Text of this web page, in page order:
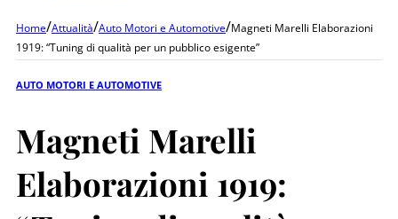
Home/Attualità/Auto Motori e Automotive/Magneti Marelli Elaborazioni
1919: “Tuning di qualità per un pubblico esigente”
AUTO MOTORI E AUTOMOTIVE
Magneti Marelli
Elaborazioni 1919: